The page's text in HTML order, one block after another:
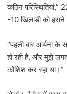
कठिन परिस्थितियां,”
-10 खिलाड़ी को
“पहली बार आर्यना के
हो रही है, और मुझे
कोशिश कर रहा था।”